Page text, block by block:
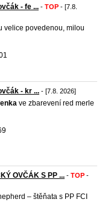
- fe ... - TOP - [7.8.
velice povedenou, milou
- kr ... - [7.8. 2026]
ve zbarevení red merle
OVČÁK S PP ... - TOP -
– štěňata s PP FCI